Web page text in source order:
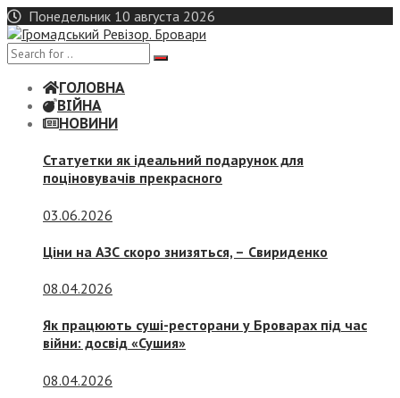
Skip
to
content
Понедельник 10 августа 2026
ГОЛОВНА
ВІЙНА
НОВИНИ
Статуетки як ідеальний подарунок для
поціновувачів прекрасного
03.06.2026
Ціни на АЗС скоро знизяться, – Свириденко
08.04.2026
Як працюють суші-ресторани у Броварах під час
війни: досвід «Сушия»
08.04.2026